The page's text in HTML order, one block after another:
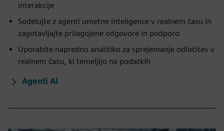
interakcije
Sodelujte z agenti umetne inteligence v realnem času in
zagotavljajte prilagojene odgovore in podporo
Uporabite napredno analitiko za sprejemanje odločitev v
realnem času, ki temeljijo na podatkih
Agenti AI